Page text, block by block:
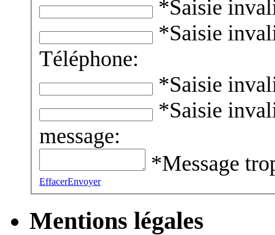
*Saisie
*Saisie
Téléphone:
*Saisie
*Saisie
message:
*Message
EffacerEnvoyer
Mentions légales